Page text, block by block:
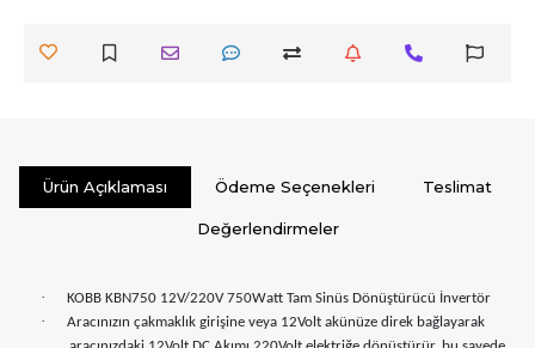
Ürün Açıklaması Ödeme Seçenekleri Teslimat
Değerlendirmeler
· KOBB KBN750 12V/220V 750Watt Tam Sinüs Dönüştürücü İnvertör
·
Aracınızın çakmaklık girişine veya 12Volt akünüze direk bağlayarak